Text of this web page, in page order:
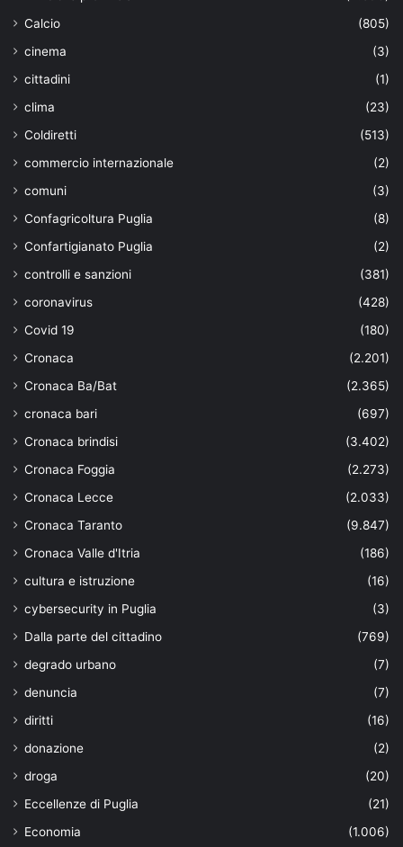
Calcio
(805)
cinema
(3)
cittadini
(1)
clima
(23)
Coldiretti
(513)
commercio internazionale
(2)
comuni
(3)
Confagricoltura Puglia
(8)
Confartigianato Puglia
(2)
controlli e sanzioni
(381)
coronavirus
(428)
Covid 19
(180)
Cronaca
(2.201)
Cronaca Ba/Bat
(2.365)
cronaca bari
(697)
Cronaca brindisi
(3.402)
Cronaca Foggia
(2.273)
Cronaca Lecce
(2.033)
Cronaca Taranto
(9.847)
Cronaca Valle d'Itria
(186)
cultura e istruzione
(16)
cybersecurity in Puglia
(3)
Dalla parte del cittadino
(769)
degrado urbano
(7)
denuncia
(7)
diritti
(16)
donazione
(2)
droga
(20)
Eccellenze di Puglia
(21)
Economia
(1.006)